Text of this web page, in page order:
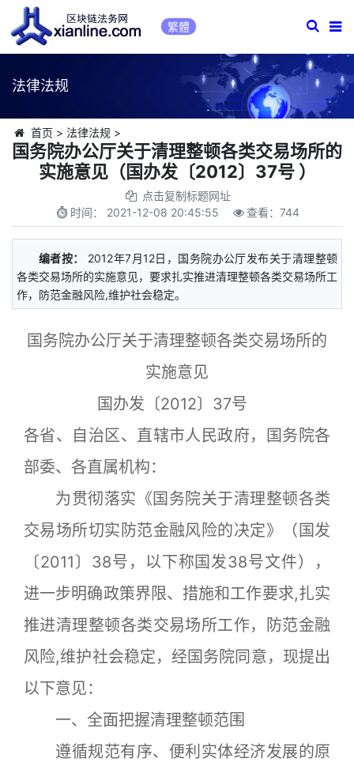
繁體
法律法规
首页 > 法律法规 >
国务院办公厅关于清理整顿各类交易场所的
实施意见（国办发〔2012〕37号 ）
点击复制标题网址
时间： 2021-12-08 20:45:55 查看：744
编者按：
2012年7月12日，国务院办公厅发布关于清理整顿
各类交易场所的实施意见，要求扎实推进清理整顿各类交易场所工
作，防范金融风险,维护社会稳定。
国务院办公厅关于清理整顿各类交易场所的
实施意见
国办发〔2012〕37号
各省、自治区、直辖市人民政府，国务院各
部委、各直属机构：
为贯彻落实《国务院关于清理整顿各类
交易场所切实防范金融风险的决定》（国发
〔2011〕38号，以下称国发38号文件），
进一步明确政策界限、措施和工作要求,扎实
推进清理整顿各类交易场所工作，防范金融
风险,维护社会稳定，经国务院同意，现提出
以下意见：
一、全面把握清理整顿范围
遵循规范有序、便利实体经济发展的原